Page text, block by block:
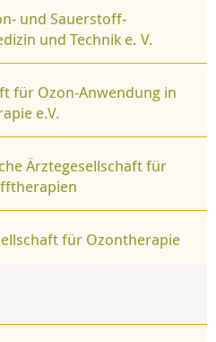
und Sauerstoff-
und Technik e. V.
für Ozon-Anwendung in
e.V.
Ärztegesellschaft für
für Ozontherapie